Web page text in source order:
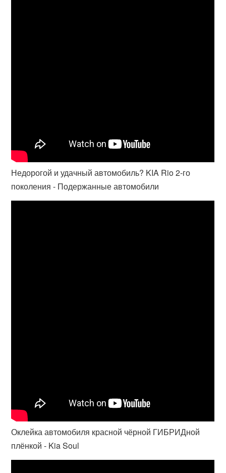
Недорогой и удачный автомобиль? KIA Rio 2-го
поколения - Подержанные автомобили
Оклейка автомобиля красной чёрной ГИБРИДной
плёнкой - Kia Soul